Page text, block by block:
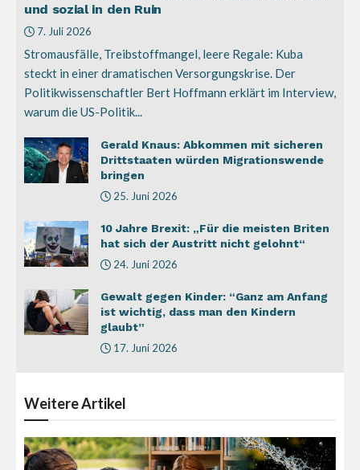
und sozial in den Ruin
7. Juli 2026
Stromausfälle, Treibstoffmangel, leere Regale: Kuba
steckt in einer dramatischen Versorgungskrise. Der
Politikwissenschaftler Bert Hoffmann erklärt im Interview,
warum die US-Politik...
Gerald Knaus: Abkommen mit sicheren
Drittstaaten würden Migrationswende
bringen
25. Juni 2026
10 Jahre Brexit: „Für die meisten Briten
hat sich der Austritt nicht gelohnt“
24. Juni 2026
Gewalt gegen Kinder: “Ganz am Anfang
ist wichtig, dass man den Kindern
glaubt”
17. Juni 2026
WeitereArtikel